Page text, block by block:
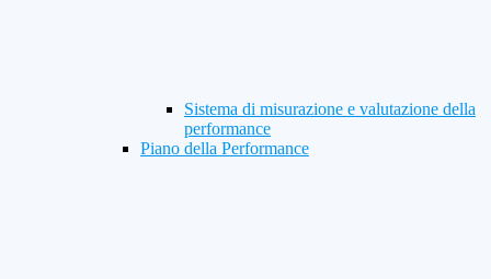
Sistema di misurazione e valutazione della
performance
Piano della Performance